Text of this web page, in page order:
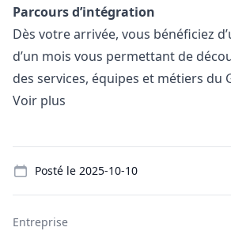
Parcours d’intégration
Dès votre arrivée, vous bénéficiez
d’un mois vous permettant de
des services, équipes et métiers du
Voir plus
Posté le 2025-10-10
Entreprise